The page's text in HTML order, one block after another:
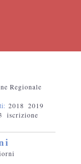
Regionale
2018 2019
iscrizione